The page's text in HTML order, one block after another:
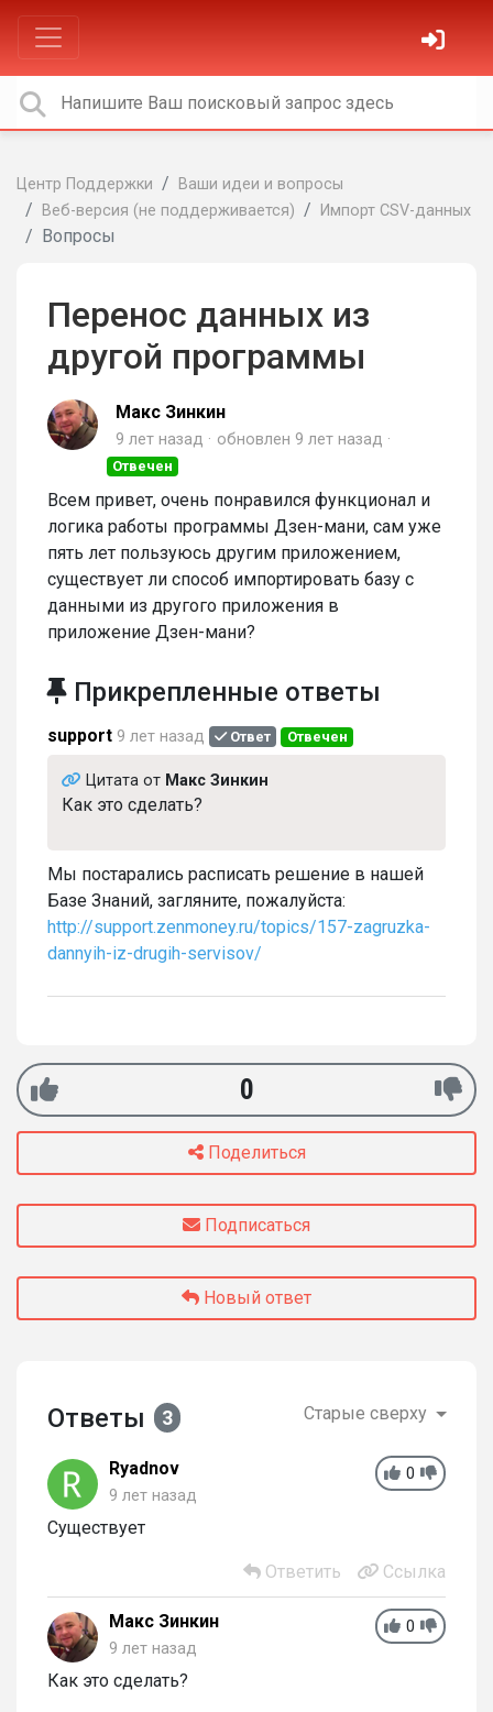
Центр Поддержки
Ваши идеи и вопросы
Веб-версия (не поддерживается)
Импорт CSV-данных
Вопросы
Перенос данных из
другой программы
Макс Зинкин
9 лет назад обновлен 9 лет назад
Отвечен
Всем привет, очень понравился функционал и
логика работы программы Дзен-мани, сам уже
пять лет пользуюсь другим приложением,
существует ли способ импортировать базу с
данными из другого приложения в
приложение Дзен-мани?
Прикрепленные ответы
support 9 лет назад Ответ Отвечен
Цитата от Макс Зинкин
Как это сделать?
Мы постарались расписать решение в нашей
Базе Знаний, загляните, пожалуйста:
http://support.zenmoney.ru/topics/157-zagruzka-
dannyih-iz-drugih-servisov/
0
Поделиться
Подписаться
Новый ответ
Ответы 3 Старые сверху
0
Ryadnov
9 лет назад
Существует
Ответить Ссылка
0
Макс Зинкин
9 лет назад
Как это сделать?